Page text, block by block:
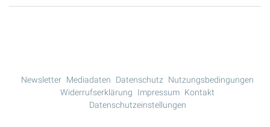
Newsletter Mediadaten Datenschutz Nutzungsbedingungen
Widerrufserklärung
Impressum Kontakt
Datenschutzeinstellungen